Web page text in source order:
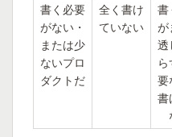
書く必要
がない・
または少
ないプロ
ダクトだ
全く書け
ていない
書
が
透
要
書